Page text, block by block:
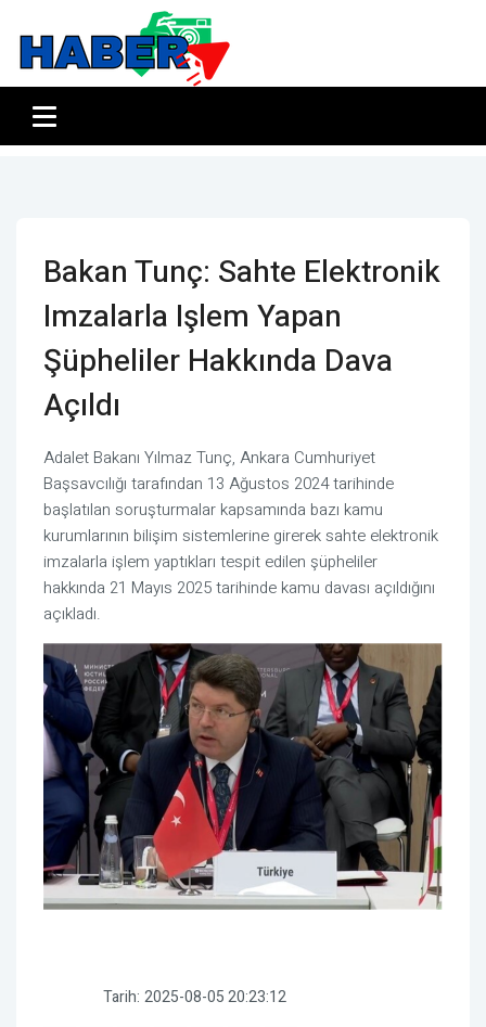
Bakan Tunç: Sahte Elektronik
Imzalarla Işlem Yapan
Şüpheliler Hakkında Dava
Açıldı
Adalet Bakanı Yılmaz Tunç, Ankara Cumhuriyet
Başsavcılığı tarafından 13 Ağustos 2024 tarihinde
başlatılan soruşturmalar kapsamında bazı kamu
kurumlarının bilişim sistemlerine girerek sahte elektronik
imzalarla işlem yaptıkları tespit edilen şüpheliler
hakkında 21 Mayıs 2025 tarihinde kamu davası açıldığını
açıkladı.
Tarih: 2025-08-05 20:23:12